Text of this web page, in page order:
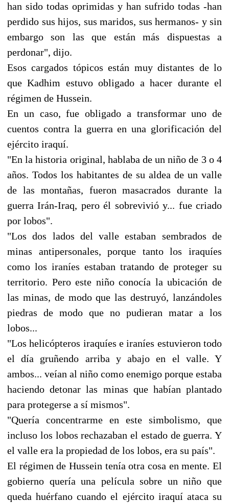
han sido todas oprimidas y han sufrido todas -han
perdido sus hijos, sus maridos, sus hermanos- y sin
embargo son las que están más dispuestas a
perdonar", dijo.
Esos cargados tópicos están muy distantes de lo
que Kadhim estuvo obligado a hacer durante el
régimen de Hussein.
En un caso, fue obligado a transformar uno de
cuentos contra la guerra en una glorificación del
ejército iraquí.
"En la historia original, hablaba de un niño de 3 o 4
años. Todos los habitantes de su aldea de un valle
de las montañas, fueron masacrados durante la
guerra Irán-Iraq, pero él sobrevivió y... fue criado
por lobos".
"Los dos lados del valle estaban sembrados de
minas antipersonales, porque tanto los iraquíes
como los iraníes estaban tratando de proteger su
territorio. Pero este niño conocía la ubicación de
las minas, de modo que las destruyó, lanzándoles
piedras de modo que no pudieran matar a los
lobos...
"Los helicópteros iraquíes e iraníes estuvieron todo
el día gruñendo arriba y abajo en el valle. Y
ambos... veían al niño como enemigo porque estaba
haciendo detonar las minas que habían plantado
para protegerse a sí mismos".
"Quería concentrarme en este simbolismo, que
incluso los lobos rechazaban el estado de guerra. Y
el valle era la propiedad de los lobos, era su país".
El régimen de Hussein tenía otra cosa en mente. El
gobierno quería una película sobre un niño que
queda huérfano cuando el ejército iraquí ataca su